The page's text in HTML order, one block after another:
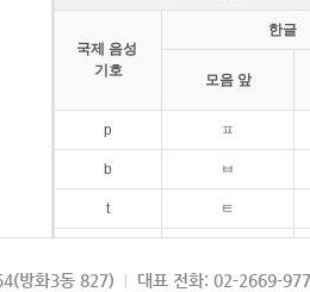
국제 음성
기호
한글
모음 앞
p ㅍ
b ㅂ
t ㅌ
k ㅋ
방화3동 827) 대표 전화: 02-2669-